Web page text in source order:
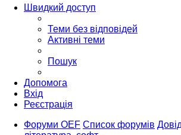
Швидкий доступ
Теми без відповідей
Активні теми
Пошук
Допомога
Вхід
Реєстрація
Форуми OEF Список форумів